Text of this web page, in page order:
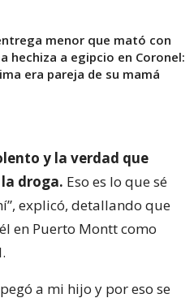
menor que mató con
hechiza a egipcio en Coronel:
era pareja de su mamá
y la verdad que
droga. Eso es lo que sé
explicó, detallando que
en Puerto Montt como
a mi hijo y por eso se